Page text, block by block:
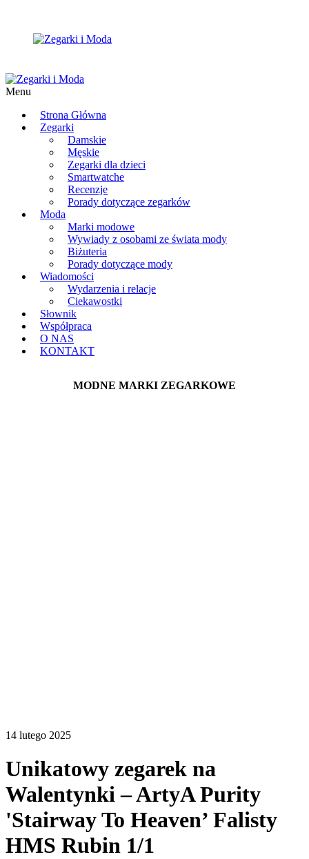
Menu
Strona Główna
Zegarki
Damskie
Męskie
Zegarki dla dzieci
Smartwatche
Recenzje
Porady dotyczące zegarków
Moda
Marki modowe
Wywiady z osobami ze świata mody
Biżuteria
Porady dotyczące mody
Wiadomości
Wydarzenia i relacje
Ciekawostki
Słownik
Współpraca
O NAS
KONTAKT
MODNE MARKI ZEGARKOWE
14 lutego 2025
Unikatowy zegarek na
Walentynki – ArtyA Purity
'Stairway To Heaven’ Falisty
HMS Rubin 1/1